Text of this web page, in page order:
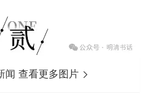
闻 查看更多图片